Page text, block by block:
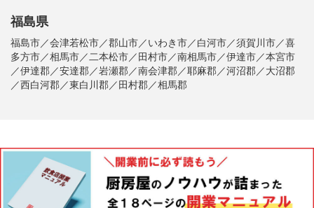
福島県
福島市／会津若松市／郡山市／いわき市／白河市／須賀川市／喜
多方市／相馬市／二本松市／田村市／南相馬市／伊達市／本宮市
／伊達郡／安達郡／岩瀬郡／南会津郡／耶麻郡／河沼郡／大沼郡
／西白河郡／東白川郡／田村郡／相馬郡